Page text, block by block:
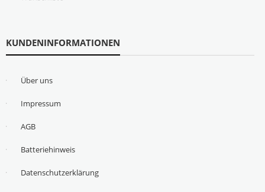
KUNDENINFORMATIONEN
Über uns
Impressum
AGB
Batteriehinweis
Datenschutzerklärung